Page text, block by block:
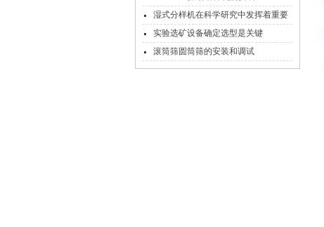
湿式分样机在科学研究中发挥着重要
作用
实验选矿设备确定选型是关键
滚筒筛圆筒筛的安装和调试